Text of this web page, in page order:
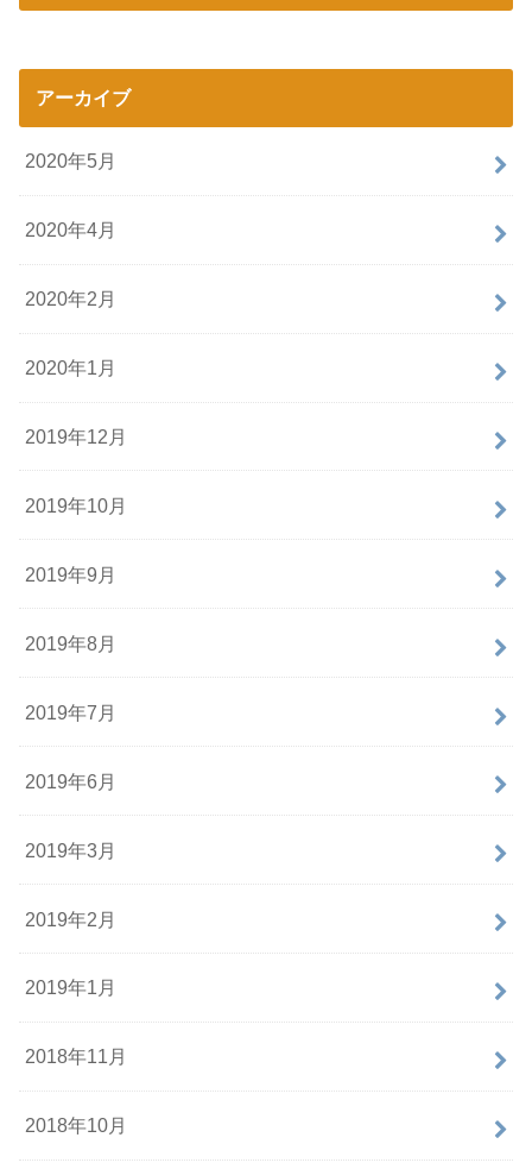
アーカイブ
2020年5月
2020年4月
2020年2月
2020年1月
2019年12月
2019年10月
2019年9月
2019年8月
2019年7月
2019年6月
2019年3月
2019年2月
2019年1月
2018年11月
2018年10月